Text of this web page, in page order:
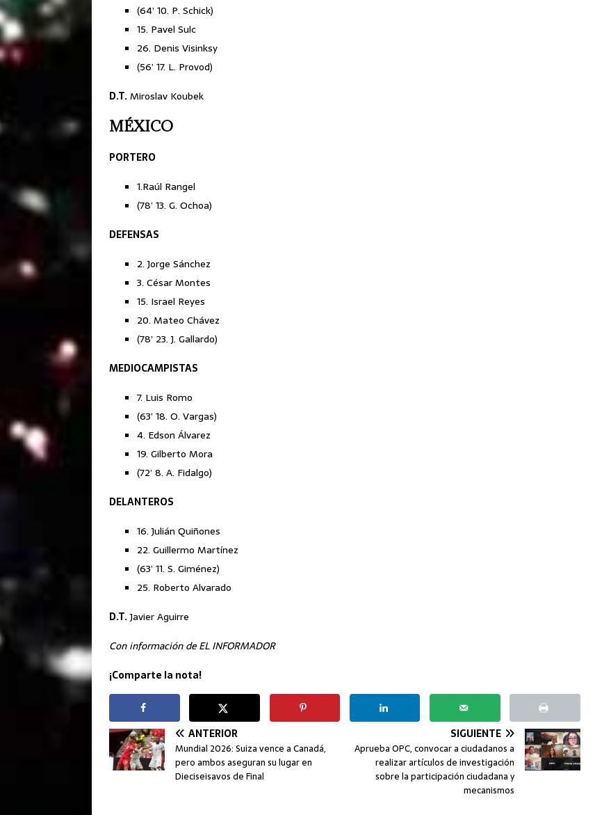
(64’ 10. P. Schick)
15. Pavel Sulc
26. Denis Visinksy
(56’ 17. L. Provod)
D.T.Miroslav Koubek
MÉXICO
PORTERO
1.Raúl Rangel
(78’ 13. G. Ochoa)
DEFENSAS
2. Jorge Sánchez
3. César Montes
15. Israel Reyes
20. Mateo Chávez
(78’ 23. J. Gallardo)
MEDIOCAMPISTAS
7. Luis Romo
(63’ 18. O. Vargas)
4. Edson Álvarez
19. Gilberto Mora
(72’ 8. A. Fidalgo)
DELANTEROS
16. Julián Quiñones
22. Guillermo Martínez
(63’ 11. S. Giménez)
25. Roberto Alvarado
D.T.Javier Aguirre
Con información de EL INFORMADOR
¡Comparte la nota!
ANTERIOR
Mundial 2026: Suiza vence a Canadá,
pero ambos aseguran su lugar en
Dieciseisavos de Final
SIGUIENTE
Aprueba OPC, convocar a ciudadanos a
realizar artículos de investigación
sobre la participación ciudadana y
mecanismos